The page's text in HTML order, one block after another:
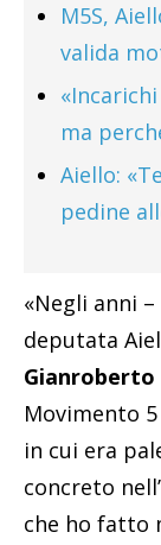
M5S,
valida
ma
Aiello:
pedine
«Negli anni
deputata
Gianroberto
Movimento
in cui era
concreto
che ho fatto